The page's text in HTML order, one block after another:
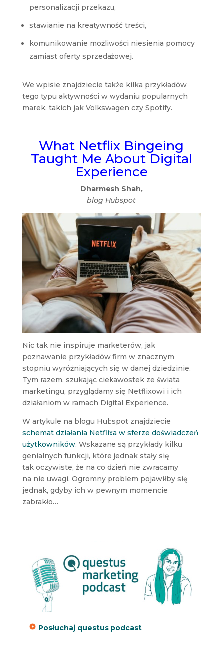
personalizacji przekazu,
stawianie na kreatywność treści,
komunikowanie możliwości niesienia pomocy
zamiast oferty sprzedażowej.
We wpisie znajdziecie także kilka przykładów
tego typu aktywności w wydaniu popularnych
marek, takich jak Volkswagen czy Spotify.
What Netflix Bingeing
Taught Me About Digital
Experience
Dharmesh Shah,
blog Hubspot
Nic tak nie inspiruje marketerów, jak
poznawanie przykładów firm w znacznym
stopniu wyróżniających się w danej dziedzinie.
Tym razem, szukając ciekawostek ze świata
marketingu, przyglądamy się Netflixowi i ich
działaniom w ramach Digital Experience.
W artykule na blogu Hubspot znajdziecie
schemat działania Netflixa w sferze doświadczeń
użytkowników. Wskazane są przykłady kilku
genialnych funkcji, które jednak stały się
tak oczywiste, że na co dzień nie zwracamy
na nie uwagi. Ogromny problem pojawiłby się
jednak, gdyby ich w pewnym momencie
zabrakło…
Posłuchaj questus podcast